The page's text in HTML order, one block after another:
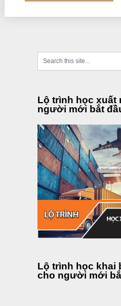
Lộ trình học xuất
người mới bắt
Lộ trình học khai
cho người mới